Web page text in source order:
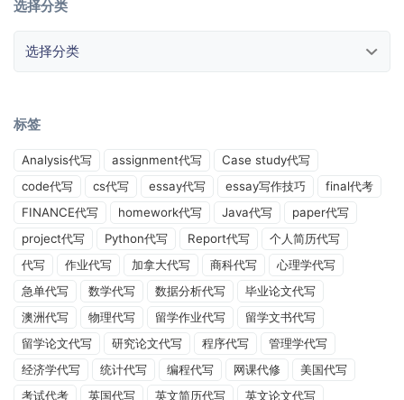
选择分类
标签
Analysis代写 assignment代写
Case study代写
code代写
cs代写 essay代写 essay写作技巧
final代考
FINANCE代写
homework代写 Java代写
paper代写
project代写
Python代写 Report代写
个人简历代写
代写
作业代写 加拿大代写 商科代写
心理学代写
急单代写
数学代写 数据分析代写
毕业论文代写
澳洲代写
物理代写 留学作业代写
留学文书代写
留学论文代写
研究论文代写 程序代写
管理学代写
经济学代写
统计代写 编程代写 网课代修
美国代写
考试代考
英国代写 英文简历代写 英文论文代写